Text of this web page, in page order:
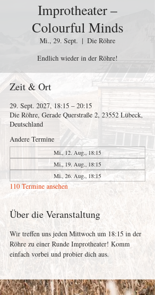
Improtheater –
Colourful Minds
Mi., 29. Sept.
  |
Die Röhre
Endlich wieder in der Röhre!
Zeit & Ort
29. Sept. 2027, 18:15 – 20:15
Die Röhre, Gerade Querstraße 2, 23552 Lübeck,
Deutschland
Andere Termine
Mi., 12. Aug., 18:15
Mi., 19. Aug., 18:15
Mi., 26. Aug., 18:15
110 Termine ansehen
Über die Veranstaltung
Wir treffen uns jeden Mittwoch um 18:15 in der
Röhre zu einer Runde Improtheater! Komm
einfach vorbei und probier dich aus.